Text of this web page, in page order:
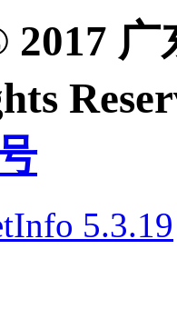
5.3.19